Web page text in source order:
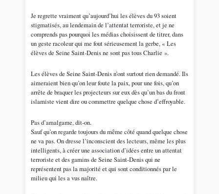
Je regrette vraiment qu’aujourd’hui les élèves du 93 soient
stigmatisés, au lendemain de l’attentat terroriste, et je ne
comprends pas pourquoi les médias choisissent de titrer, dans
un geste racoleur qui me fout sérieusement la gerbe, « Les
élèves de Seine Saint-Denis ne sont pas tous Charlie ».
Les élèves de Seine Saint-Denis n’ont surtout rien demandé. Ils
aimeraient bien qu’on leur foute la paix, pour une fois, qu’on
arrête de braquer les projecteurs sur eux dès qu’un bas du front
islamiste vient dire ou commettre quelque chose d’effroyable.
Pas d’amalgame, dit-on.
Sauf qu’on regarde toujours du même côté quand quelque chose
ne va pas. On dresse l’inconscient des lecteurs, même les plus
intelligents, à créer une association d’idées entre un attentat
terroriste et des gamins de Seine Saint-Denis qui ne
représentent pas la majorité et qui sont conditionnés par le
milieu qui les a vus naître.